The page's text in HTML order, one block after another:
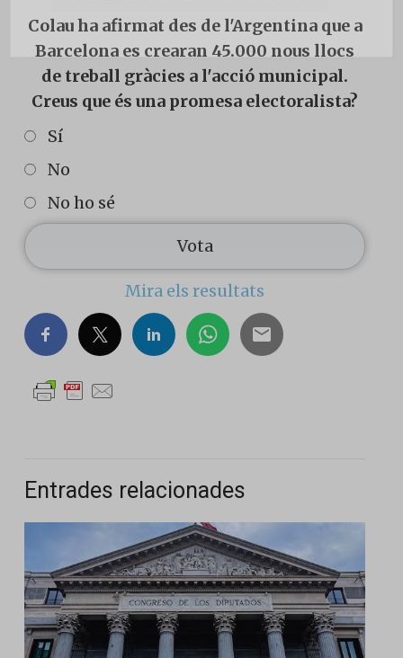
Colau ha afirmat des de l'Argentina que a
Barcelona es crearan 45.000 nous llocs
de treball gràcies a l'acció municipal.
Creus que és una promesa electoralista?
Sí
No
No ho sé
Mira els resultats
Entrades relacionades